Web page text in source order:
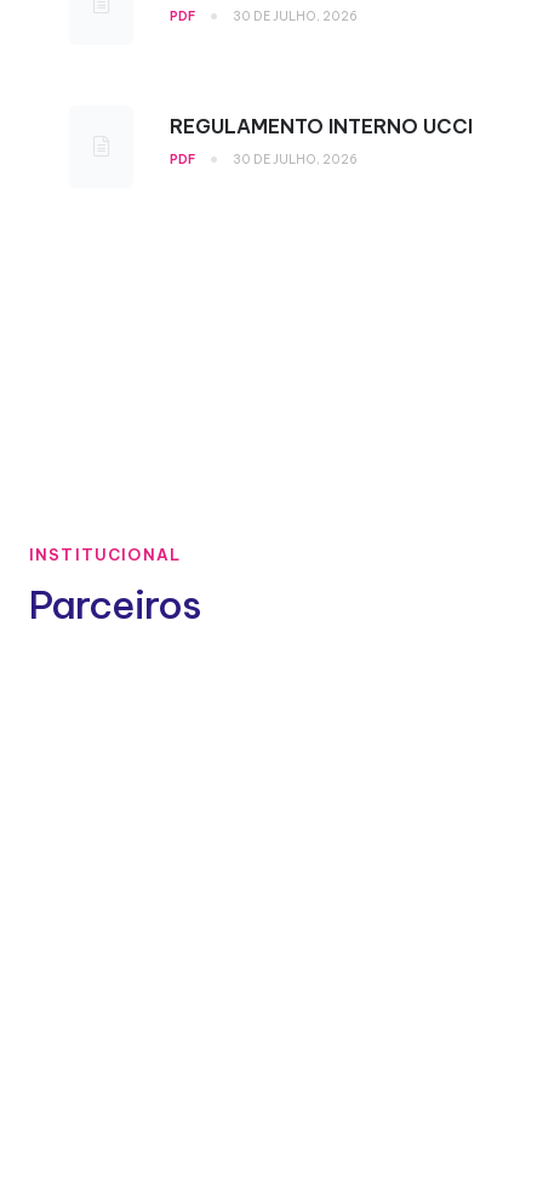
PDF • 30 DE JULHO, 2026
REGULAMENTO INTERNO UCCI
PDF • 30 DE JULHO, 2026
INSTITUCIONAL
Parceiros